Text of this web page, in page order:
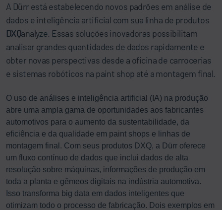
A Dürr está estabelecendo novos padrões em análise de
dados e inteligência artificial com sua linha de produtos
DXQanalyze. Essas soluções inovadoras possibilitam
analisar grandes quantidades de dados rapidamente e
obter novas perspectivas desde a oficina de carrocerias
e sistemas robóticos na paint shop até a montagem final.
O uso de análises e inteligência artificial (IA) na produção
abre uma ampla gama de oportunidades aos fabricantes
automotivos para o aumento da sustentabilidade, da
eficiência e da qualidade em paint shops e linhas de
montagem final. Com seus produtos DXQ, a Dürr oferece
um fluxo contínuo de dados que inclui dados de alta
resolução sobre máquinas, informações de produção em
toda a planta e gêmeos digitais na indústria automotiva.
Isso transforma big data em dados inteligentes que
otimizam todo o processo de fabricação. Dois exemplos em